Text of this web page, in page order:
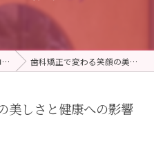
歯科矯正で変わる笑顔の美しさと健康への影響
美しさと健康への影響